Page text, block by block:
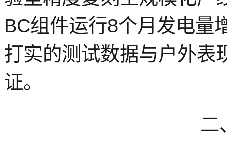
BC组件运行8个月发电量
打实的测试数据与户外表
证。
二